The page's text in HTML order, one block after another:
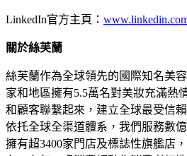
LinkedIn官方主頁：
關於絲芙蘭
絲芙蘭作為全球領先的國際知名美
家和地區擁有5.5萬名對美妝充滿熱
和顧客聯繫起來，建立全球最受信
依托全球全渠道體系，我們服務數
擁有超3400家門店及標誌性旗艦店